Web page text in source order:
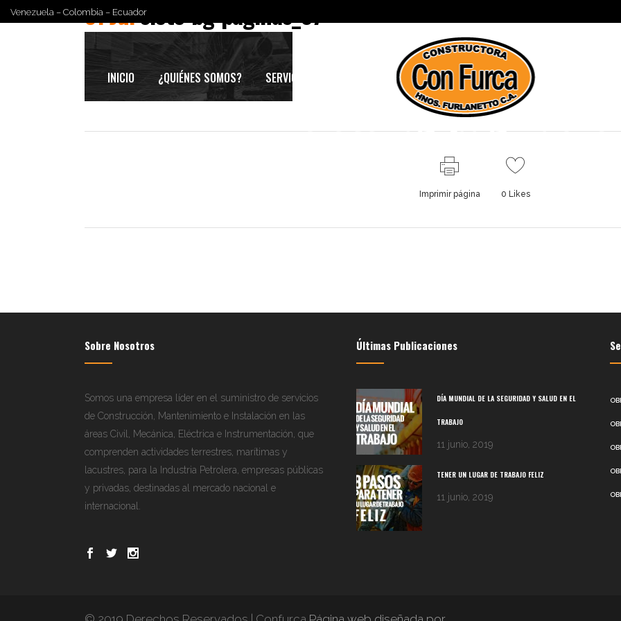
Venezuela – Colombia – Ecuador
INICIO ¿QUIÉNES SOMOS? SERVICIOS
siete-bg-paginas_07
31 Julsiete-bg-paginas_07
Imprimir página 0 Likes
Sobre Nosotros
Somos una empresa líder en el suministro de servicios
de Construcción, Mantenimiento e Instalación en las
áreas Civil, Mecánica, Eléctrica e Instrumentación, que
comprenden actividades terrestres, marítimas y
lacustres, para la Industria Petrolera, empresas públicas
y privadas, destinadas al mercado nacional e
internacional.
Últimas Publicaciones
DÍA MUNDIAL DE LA SEGURIDAD Y SALUD EN EL
TRABAJO
11 junio, 2019
TENER UN LUGAR DE TRABAJO FELIZ
11 junio, 2019